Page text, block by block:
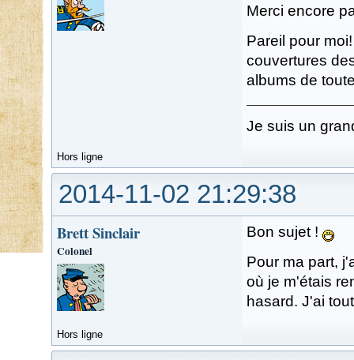
Merci encore
Pareil pour
couvertures
albums de
Je suis un
Hors ligne
2014-11-02 21:29:38
Brett Sinclair
Colonel
Bon sujet !
Pour ma part,
où je m'étais
hasard. J'ai
Hors ligne